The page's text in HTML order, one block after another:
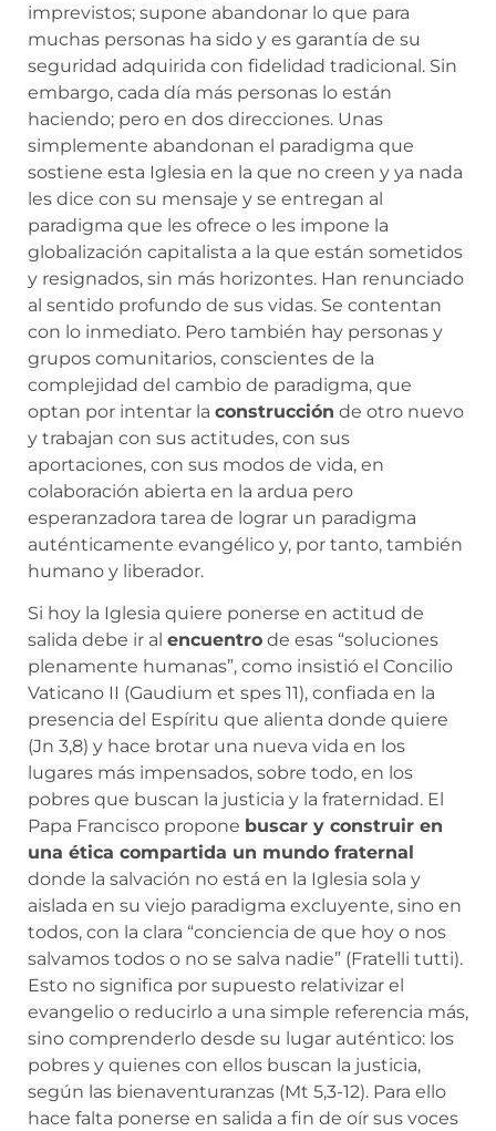
imprevistos; supone abandonar lo que para
muchas personas ha sido y es garantía de su
seguridad adquirida con fidelidad tradicional. Sin
embargo, cada día más personas lo están
haciendo; pero en dos direcciones. Unas
simplemente abandonan el paradigma que
sostiene esta Iglesia en la que no creen y ya nada
les dice con su mensaje y se entregan al
paradigma que les ofrece o les impone la
globalización capitalista a la que están sometidos
y resignados, sin más horizontes. Han renunciado
al sentido profundo de sus vidas. Se contentan
con lo inmediato. Pero también hay personas y
grupos comunitarios, conscientes de la
complejidad del cambio de paradigma, que
optan por intentar la construcción de otro nuevo
y trabajan con sus actitudes, con sus
aportaciones, con sus modos de vida, en
colaboración abierta en la ardua pero
esperanzadora tarea de lograr un paradigma
auténticamente evangélico y, por tanto, también
humano y liberador.
Si hoy la Iglesia quiere ponerse en actitud de
salida debe ir al encuentro de esas “soluciones
plenamente humanas”, como insistió el Concilio
Vaticano II (Gaudium et spes 11), confiada en la
presencia del Espíritu que alienta donde quiere
(Jn 3,8) y hace brotar una nueva vida en los
lugares más impensados, sobre todo, en los
pobres que buscan la justicia y la fraternidad. El
Papa Francisco propone buscar y construir en
una ética compartida un mundo fraternal
donde la salvación no está en la Iglesia sola y
aislada en su viejo paradigma excluyente, sino en
todos, con la clara “conciencia de que hoy o nos
salvamos todos o no se salva nadie” (Fratelli tutti).
Esto no significa por supuesto relativizar el
evangelio o reducirlo a una simple referencia más,
sino comprenderlo desde su lugar auténtico: los
pobres y quienes con ellos buscan la justicia,
según las bienaventuranzas (Mt 5,3-12). Para ello
hace falta ponerse en salida a fin de oír sus voces